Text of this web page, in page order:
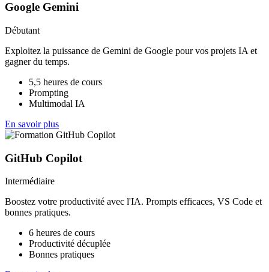
Google Gemini
Débutant
Exploitez la puissance de Gemini de Google pour vos projets IA et
gagner du temps.
5,5 heures de cours
Prompting
Multimodal IA
En savoir plus
GitHub Copilot
Intermédiaire
Boostez votre productivité avec l'IA. Prompts efficaces, VS Code et
bonnes pratiques.
6 heures de cours
Productivité décuplée
Bonnes pratiques